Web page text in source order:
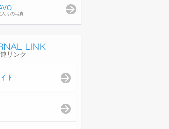
りの写真
リンク
ト